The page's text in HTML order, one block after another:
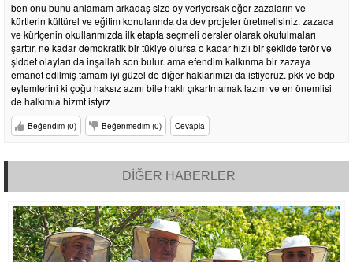
ben onu bunu anlamam arkadaş size oy veriyorsak eğer zazaların ve
kürtlerin kültürel ve eğitim konularında da dev projeler üretmelisiniz. zazaca
ve kürtçenin okullarımızda ilk etapta seçmeli dersler olarak okutulmaları
şarttır. ne kadar demokratik bir tükiye olursa o kadar hızlı bir şekilde terör ve
şiddet olayları da inşallah son bulur. ama efendim kalkınma bir zazaya
emanet edilmiş tamam iyi güzel de diğer haklarımızı da istiyoruz. pkk ve bdp
eylemlerini ki çoğu haksız azını bile haklı çıkartmamak lazım ve en önemlisi
de halkımıa hizmt istyrz
Beğendim (0) Beğenmedim (0) Cevapla
DİĞER HABERLER